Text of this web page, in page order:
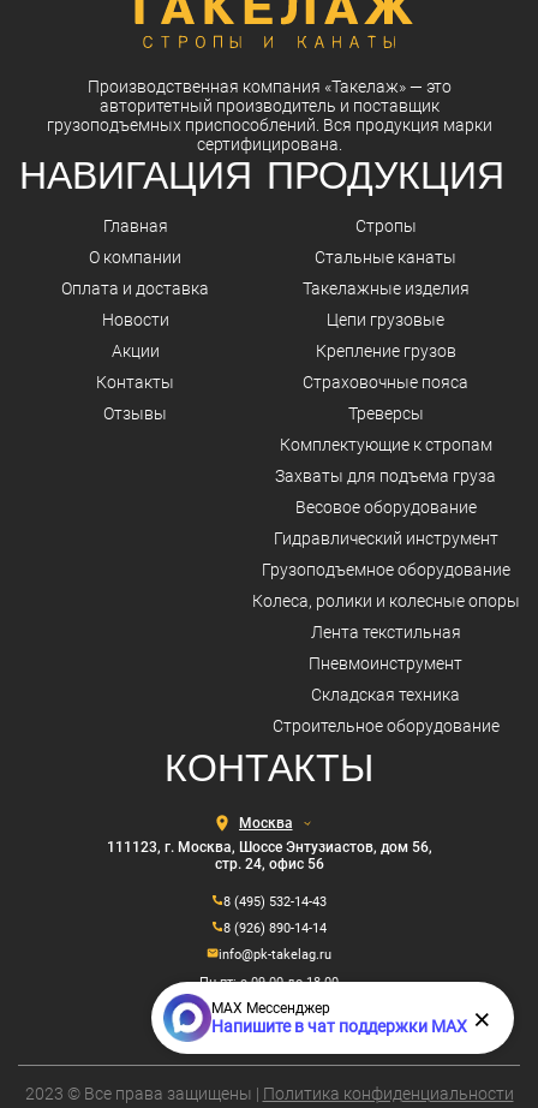
Производственная компания «Такелаж»— это
авторитетный производитель и поставщик
грузоподъемных приспособлений. Вся продукция марки
сертифицирована.
НАВИГАЦИЯ
Главная
О компании
Оплата и доставка
Новости
Акции
Контакты
Отзывы
ПРОДУКЦИЯ
Стропы
Стальные канаты
Такелажные изделия
Цепи грузовые
Крепление грузов
Страховочные пояса
Треверсы
Комплектующие к стропам
Захваты для подъема груза
Весовое оборудование
Гидравлический инструмент
Грузоподъемное оборудование
Колеса, ролики и колесные опоры
Лента текстильная
Пневмоинструмент
Складская техника
Строительное оборудование
КОНТАКТЫ
Выберите
город
111123, г. Москва, Шоссе Энтузиастов, дом 56,
стр. 24, офис 56
info@pk-takelag.ru
Пн-пт: с 09.00 до 18.00
8 (495) 532-14-43
8 (926) 890-14-14
2023 © Все права защищены | Политика конфиденциальности
MAX Мессенджер
Напишите в чат поддержки MAX ×